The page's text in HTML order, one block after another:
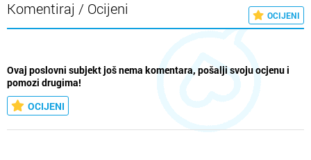
Komentiraj / Ocijeni OCIJENI
Ovaj poslovni subjekt još nema komentara, pošalji svoju ocjenu i
pomozi drugima!
OCIJENI